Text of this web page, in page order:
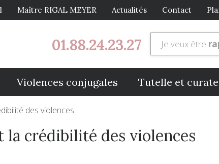
Maître RIGAL MEYER Actualités Contact
01.88.24.23.27 Je veux être
Violences conjugales Tutelle et
des violences
crédibilité des violences